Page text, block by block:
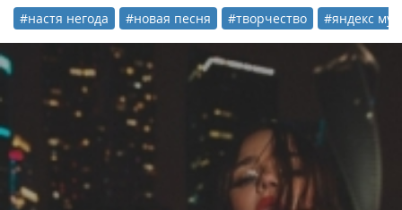
#настя негода #новая песня #творчество #яндекс